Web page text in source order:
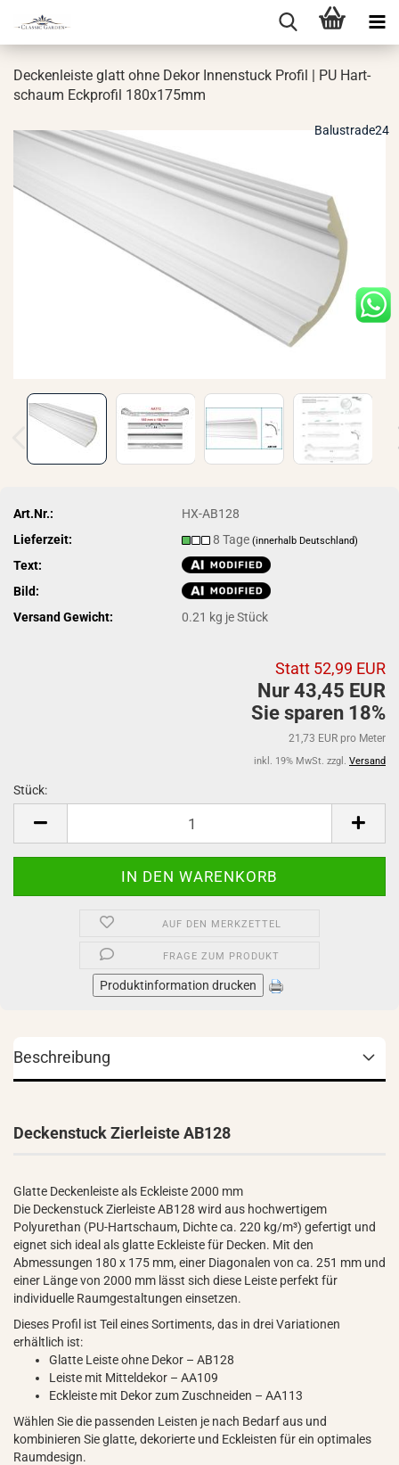
De­cken­leis­te glatt ohne Dekor In­nen­stuck Pro­fil | PU Hart­
schaum Eck­pro­fil 180x175mm
Balustrade24
Art.Nr.:
HX-AB128
Lieferzeit:
8 Tage(innerhalb Deutschland)
Text:
Bild:
Versand Gewicht:
0.21 kg je Stück
Statt 52,99 EUR
Nur 43,45 EUR
Sie sparen 18%
21,73 EUR pro Meter
inkl. 19% MwSt. zzgl. Versand
Stück:
AUF DEN MERKZETTEL
FRAGE ZUM PRODUKT
Produktinformation drucken
Beschreibung
Deckenstuck Zierleiste AB128
Glatte Deckenleiste als Eckleiste 2000 mm
Die Deckenstuck Zierleiste AB128 wird aus hochwertigem
Polyurethan (PU-Hartschaum, Dichte ca. 220 kg/m³) gefertigt und
eignet sich ideal als glatte Eckleiste für Decken. Mit den
Abmessungen 180 x 175 mm, einer Diagonalen von ca. 251 mm und
einer Länge von 2000 mm lässt sich diese Leiste perfekt für
individuelle Raumgestaltungen einsetzen.
Dieses Profil ist Teil eines Sortiments, das in drei Variationen
erhältlich ist:
Glatte Leiste ohne Dekor – AB128
Leiste mit Mitteldekor – AA109
Eckleiste mit Dekor zum Zuschneiden – AA113
Wählen Sie die passenden Leisten je nach Bedarf aus und
kombinieren Sie glatte, dekorierte und Eckleisten für ein optimales
Raumdesign.